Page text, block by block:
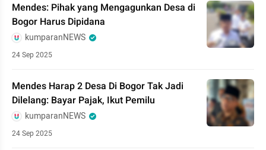
Mendes: Pihak yang Mengagunkan Desa di
Bogor Harus Dipidana
kumparanNEWS
24 Sep 2025
Mendes Harap 2 Desa Di Bogor Tak Jadi
Dilelang: Bayar Pajak, Ikut Pemilu
kumparanNEWS
24 Sep 2025